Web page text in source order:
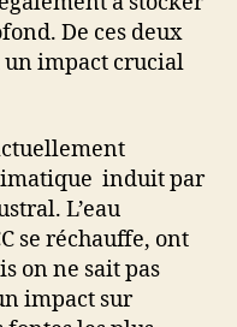
De ces deux
un impact crucial
induit par
L’eau
se réchauffe, ont
on ne sait pas
impact sur